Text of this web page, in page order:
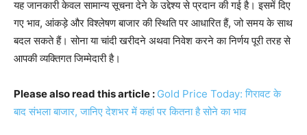
यह जानकारी केवल सामान्य सूचना देने के उद्देश्य से प्रदान की गई है। इसमें दिए
गए भाव, आंकड़े और विश्लेषण बाजार की स्थिति पर आधारित हैं, जो समय के साथ
बदल सकते हैं। सोना या चांदी खरीदने अथवा निवेश करने का निर्णय पूरी तरह से
आपकी व्यक्तिगत जिम्मेदारी है।
Please also read this article : Gold Price Today: गिरावट के
बाद संभला बाजार, जानिए देशभर में कहां पर कितना है सोने का भाव